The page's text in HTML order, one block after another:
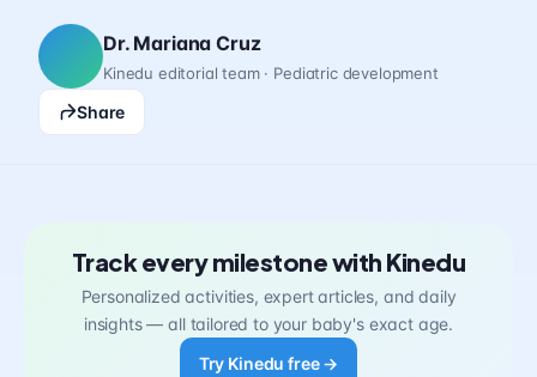
Dr. Mariana Cruz
Kinedu editorial team · Pediatric development
Share
Track every milestone with Kinedu
Personalized activities, expert articles, and daily
insights — all tailored to your baby's exact age.
Try Kinedu free →